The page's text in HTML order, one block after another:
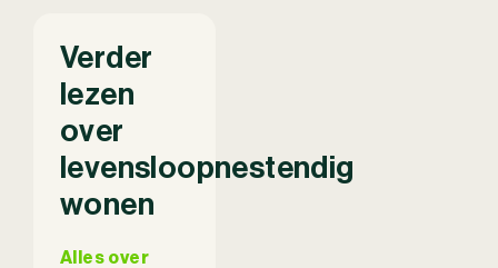
Verder
lezen
over
levensloopnestendig
wonen
Alles over